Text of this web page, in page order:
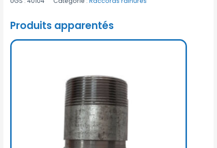
Produits apparentés